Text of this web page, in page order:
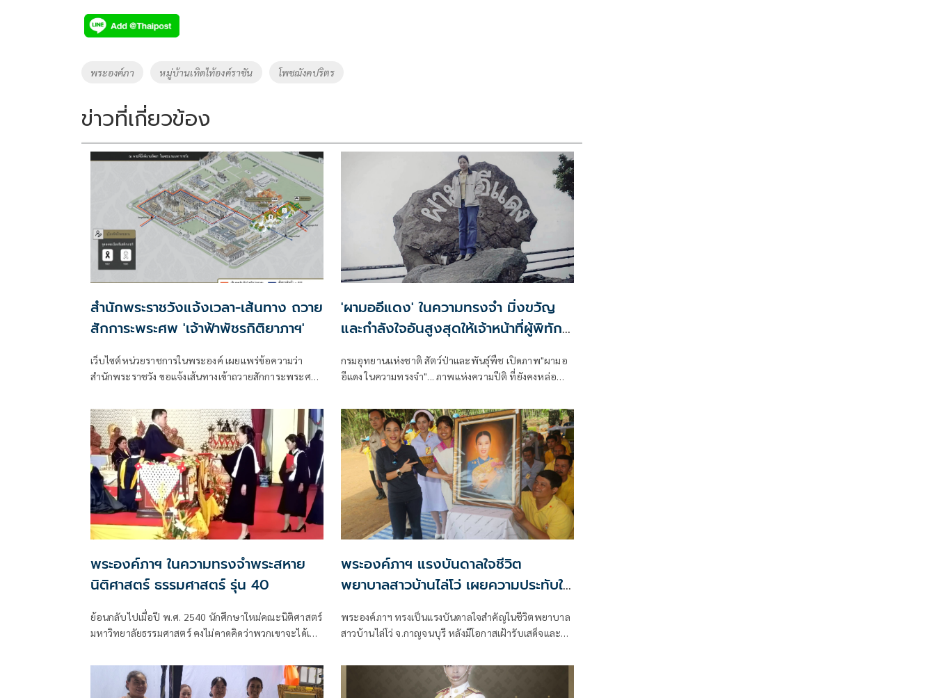
e
b
o
k
tt
er
p
y
Li
k
Tags
พระองค์ภา หมู่บ้านเทิดไท้องค์ราชัน โพชฌังคปริตร
ข่าวที่เกี่ยวข้อง
สำนักพระราชวังแจ้งเวลา-เส้นทาง ถวาย
สักการะพระศพ 'เจ้าฟ้าพัชรกิติยาภาฯ'
เว็บไซต์หน่วยราชการในพระองค์ เผยแพร่ข้อความว่า
สำนักพระราชวัง ขอแจ้งเส้นทางเข้าถวายสักการะพระศพ
'ผามออีแดง' ในความทรงจำ มิ่งขวัญ
และกำลังใจอันสูงสุดให้เจ้าหน้าที่ผู้พิทักษ์
กรมอุทยานแห่งชาติ สัตว์ป่าและพันธุ์พืช เปิดภาพ"ผามอ
อีแดง ในความทรงจำ"... ภาพแห่งความปีติ ที่ยังคงหล่อ
พระองค์ภาฯ ในความทรงจำพระสหาย
นิติศาสตร์ ธรรมศาสตร์ รุ่น 40
ย้อนกลับไปเมื่อปี พ.ศ. 2540 นักศึกษาใหม่คณะนิติศาสตร์
มหาวิทยาลัยธรรมศาสตร์ คงไม่คาดคิดว่าพวกเขาจะได้เป็น
รกิติยาภา นเ
พระองค์ภาฯ แรงบันดาลใจชีวิต
พยาบาลสาวบ้านไล่โว่ เผยความประทับใจ
พระองค์ภาฯ ทรงเป็นแรงบันดาลใจสำคัญในชีวิตพยาบาล
สาวบ้านไล่โว่ จ.กาญจนบุรี หลังมีโอกาสเฝ้ารับเสด็จและ
พระเมตตาและพระจริยวัตรอันงดงาม จนตัดสินใจเลือก
เส้นทางชีวิตเป็นพยาบาลเพื่อช่วยเหลือผู้อื่น